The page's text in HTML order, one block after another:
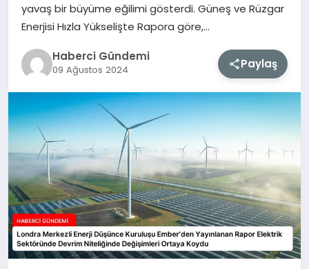
yavaş bir büyüme eğilimi gösterdi. Güneş ve Rüzgar
Enerjisi Hızla Yükselişte Rapora göre,…
Haberci Gündemi
09 Ağustos 2024 Paylaş